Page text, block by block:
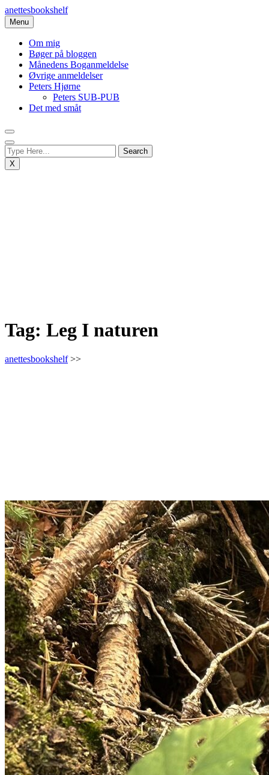
Skip
to
content
anettesbookshelf
Menu
Om mig
Bøger på bloggen
Månedens Boganmeldelse
Øvrige anmeldelser
Peters Hjørne
Peters SUB-PUB
Det med småt
X
Tag: Leg I naturen
anettesbookshelf>>